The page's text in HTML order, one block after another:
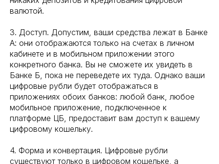
валютой.
3. Доступ. Допустим, ваши средства лежат в Банке
А: они отображаются только на счетах в личном
кабинете и в мобильном приложении этого
конкретного банка. Вы не сможете их увидеть в
Банке Б, пока не переведете их туда. Однако ваши
цифровые рубли будет отображаться в
приложениях обоих банков: любой банк, любое
мобильное приложение, подключенное к
платформе ЦБ, предоставит вам доступ к вашему
цифровому кошельку.
4. Форма и конвертация. Цифровые рубли
существуют только в цифровом кошельке, а